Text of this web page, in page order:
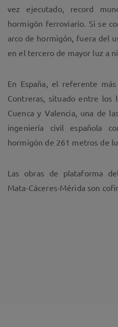
vez ejecutado, record
hormigón ferroviario. Si se
arco de hormigón, fuera del
en el tercero de mayor luz a
En España, el referente
Contreras, situado entre los
Cuenca y Valencia, una de
ingeniería civil española
hormigón de 261 metros de
Las obras de plataforma
Mata-Cáceres-Mérida son